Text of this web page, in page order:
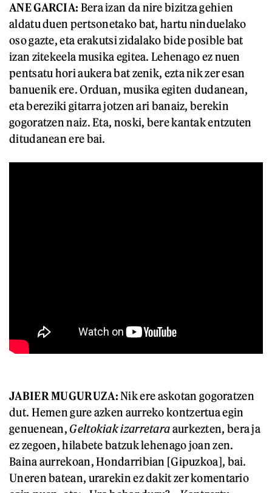
ANE GARCIA: Bera izan da nire bizitza gehien
aldatu duen pertsonetako bat, hartu ninduelako
oso gazte, eta erakutsi zidalako bide posible bat
izan zitekeela musika egitea. Lehenago ez nuen
pentsatu hori aukera bat zenik, ezta nik zer esan
banuenik ere. Orduan, musika egiten dudanean,
eta bereziki gitarra jotzen ari banaiz, berekin
gogoratzen naiz. Eta, noski, bere kantak entzuten
ditudanean ere bai.
JABIER MUGURUZA:Nik ere askotan gogoratzen
dut. Hemen gure azken aurreko kontzertua egin
genuenean, Geltokiak izarretaraaurkezten, bera ja
ez zegoen, hilabete batzuk lehenago joan zen.
Baina aurrekoan, Hondarribian [Gipuzkoa], bai.
Uneren batean, urarekin ez dakit zer komentario